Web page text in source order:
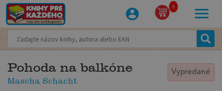
0
Pohoda na balkóne
Mascha Schacht
Vypredané